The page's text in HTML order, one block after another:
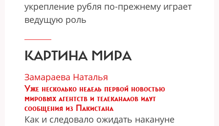
укрепление рубля по-прежнему играет
ведущую роль
КАРТИНА МИРА
Замараева Наталья
Уже несколько недель первой новостью
мировых агентств и телеканалов идут
сообщения из Пакистана
Как и следовало ожидать накануне